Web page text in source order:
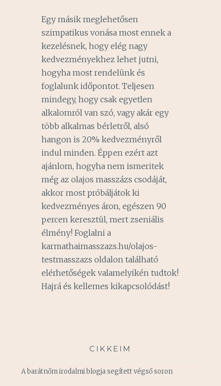
Egy másik meglehetősen
szimpatikus vonása most ennek a
kezelésnek, hogy elég nagy
kedvezményekhez lehet jutni,
hogyha most rendelünk és
foglalunk időpontot. Teljesen
mindegy, hogy csak egyetlen
alkalomról van szó, vagy akár egy
több alkalmas bérletről, alsó
hangon is 20% kedvezményről
indul minden. Éppen ezért azt
ajánlom, hogyha nem ismeritek
még az olajos masszázs csodáját,
akkor most próbáljátok ki
kedvezményes áron, egészen 90
percen keresztül, mert zseniális
élmény! Foglalni a
karmathaimasszazs.hu/olajos-
testmasszazs oldalon található
elérhetőségek valamelyikén tudtok!
Hajrá és kellemes kikapcsolódást!
CIKKEIM
A barátnőm irodalmi blogja segített végső soron